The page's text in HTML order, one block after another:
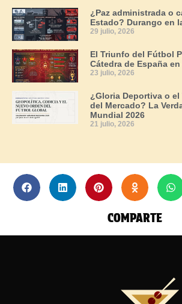
¿Paz administrada o
Estado? Durango en
29 julio, 2026
El Triunfo del Fútbol
Cátedra de España
23 julio, 2026
¿Gloria Deportiva o
del Mercado? La
Mundial 2026
21 julio, 2026
COMPARTE